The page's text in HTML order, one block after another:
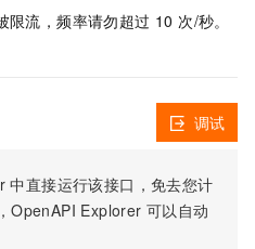
流，频率请勿超过 10 次/秒。
中直接运行该接口，免去您计
OpenAPI Explorer 可以自动
调试